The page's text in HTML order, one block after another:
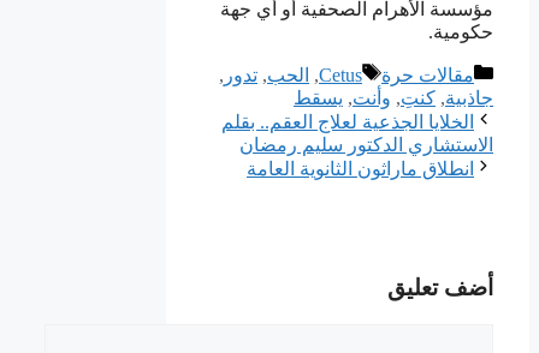
مؤسسة الأهرام الصحفية أو أي جهة
حكومية.
التصنيفات
مقالات حرة الوسوم
Cetus
, الحب, تدور ,
جاذبية, كنتِ, وأنت, يسقط
الخلايا الجذعية لعلاج العقم.. بقلم
الاستشاري الدكتور سليم رمضان
انطلاق ماراثون الثانوية العامة
أضف تعليق